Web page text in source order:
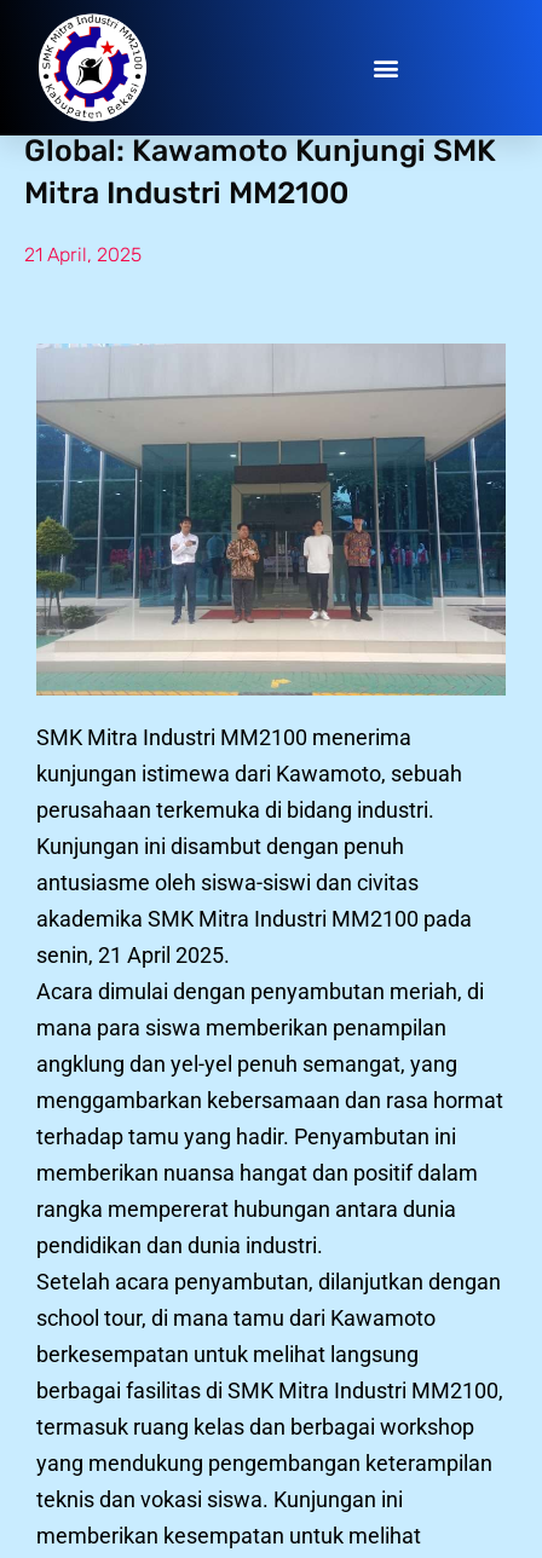
Langkah Nyata ke Dunia Kerja
Global: Kawamoto Kunjungi SMK
Mitra Industri MM2100
21 April, 2025
SMK Mitra Industri MM2100 menerima
kunjungan istimewa dari Kawamoto, sebuah
perusahaan terkemuka di bidang industri.
Kunjungan ini disambut dengan penuh
antusiasme oleh siswa-siswi dan civitas
akademika SMK Mitra Industri MM2100 pada
senin, 21 April 2025.
Acara dimulai dengan penyambutan meriah, di
mana para siswa memberikan penampilan
angklung dan yel-yel penuh semangat, yang
menggambarkan kebersamaan dan rasa hormat
terhadap tamu yang hadir. Penyambutan ini
memberikan nuansa hangat dan positif dalam
rangka mempererat hubungan antara dunia
pendidikan dan dunia industri.
Setelah acara penyambutan, dilanjutkan dengan
school tour, di mana tamu dari Kawamoto
berkesempatan untuk melihat langsung
berbagai fasilitas di SMK Mitra Industri MM2100,
termasuk ruang kelas dan berbagai workshop
yang mendukung pengembangan keterampilan
teknis dan vokasi siswa. Kunjungan ini
memberikan kesempatan untuk melihat